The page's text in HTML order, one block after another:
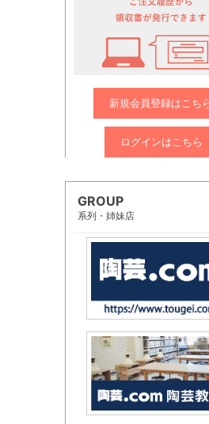
新規会員登録はこち
ログインはこちら
GROUP
系列・姉妹店